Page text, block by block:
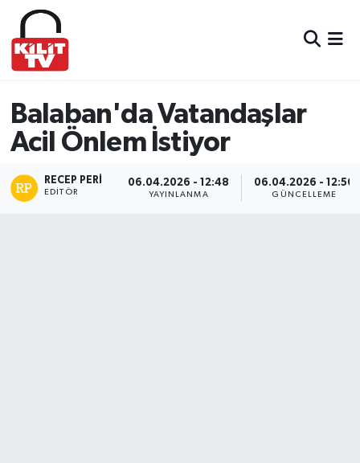
Balaban'da Vatandaşlar
Acil Önlem İstiyor
RECEP PERI
EDITÖR
06.04.2026 - 12:48
YAYINLANMA
06.04.2026 - 12:50
GÜNCELLEME
Hava Durumu
Trafik Durumu
Süper Lig Puan Durumu ve Fikstür
Tüm Manşetler